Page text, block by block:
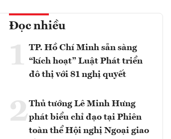
Đọc nhiều
1 TP. Hồ Chí Minh sẵn sàng
“kích hoạt” Luật Phát triển
đô thị với 81 nghị quyết
2Thủ tướng Lê Minh Hưng
phát biểu chỉ đạo tại Phiên
toàn thể Hội nghị Ngoại giao